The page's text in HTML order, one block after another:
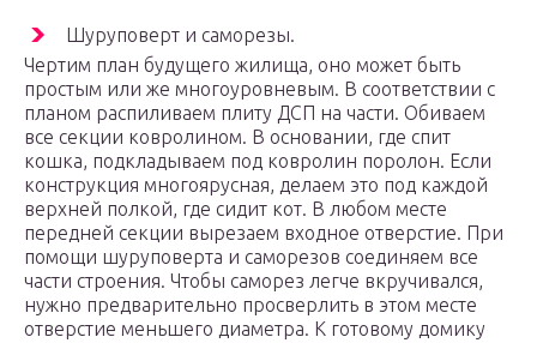
Шуруповерт и саморезы.
Чертим план будущего жилища, оно может быть
простым или же многоуровневым. В соответствии с
планом распиливаем плиту ДСП на части. Обиваем
все секции ковролином. В основании, где спит
кошка, подкладываем под ковролин поролон. Если
конструкция многоярусная, делаем это под каждой
верхней полкой, где сидит кот. В любом месте
передней секции вырезаем входное отверстие. При
помощи шуруповерта и саморезов соединяем все
части строения. Чтобы саморез легче вкручивался,
нужно предварительно просверлить в этом месте
отверстие меньшего диаметра. К готовому домику